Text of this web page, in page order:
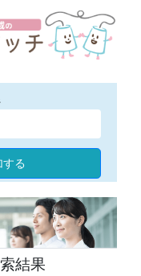
る
結果